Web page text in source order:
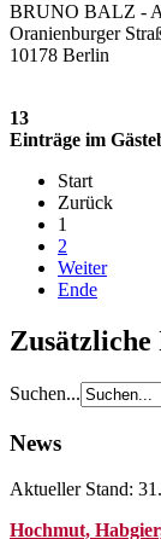
BRUNO BALZ -
Oranienburger
10178 Berlin
13
Einträge im
Start
Zurück
1
2
Weiter
Ende
Suchen...
News
Aktueller Stand:
Hochmut,